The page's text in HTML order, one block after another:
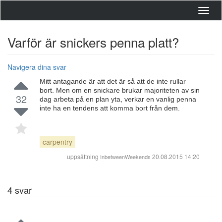
Varför är snickers penna platt?
Navigera dina svar
32
Mitt antagande är att det är så att de inte rullar
bort. Men om en snickare brukar majoriteten av sin
dag arbeta på en plan yta, verkar en vanlig penna
inte ha en tendens att komma bort från dem.
carpentry
uppsättning InbetweenWeekends 20.08.2015 14:20
4svar